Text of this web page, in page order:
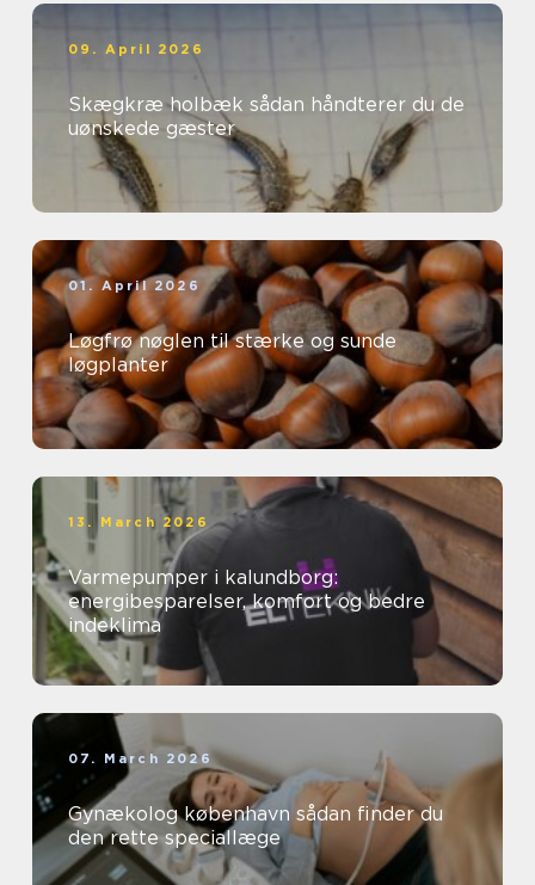
09. April 2026
Skægkræ holbæk sådan håndterer du de
uønskede gæster
01. April 2026
Løgfrø nøglen til stærke og sunde
løgplanter
13. March 2026
Varmepumper i kalundborg:
energibesparelser, komfort og bedre
indeklima
07. March 2026
Gynækolog københavn sådan finder du
den rette speciallæge